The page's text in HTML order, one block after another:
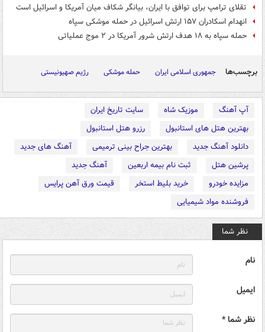
تقلای ترامپ برای توافق با ایران، بیانگر شکاف میان آمریکا و اسرائیل است
انهدام اسکادران ۱۵۷ ارتش اسرائیل در حمله موشکی سپاه
حمله سپاه به ۱۸ هدف ارتش شرور آمریکا در ۲ موج عملیاتی
برچسب‌ها جمهوری اسلامی ایران حمله موشکی رژیم صهیونیستی
آپ آهنگ موزیک شاه
سایت تاریخ ایران
بهترین هتل های استانبول
رزرو هتل استانبول
دانلود آهنگ جدید
بهترین جراح بینی ترمیمی
آهنگ های جدید
پرشین هتل
ثبت نام بیمه اربعین
آهنگ جدید
مزایده خودرو
خرید بلیط استخر
قیمت ورق آهن پرایس
فروشنده مواد شیمیایی
نظر شما
نام
ایمیل
نظر شما *